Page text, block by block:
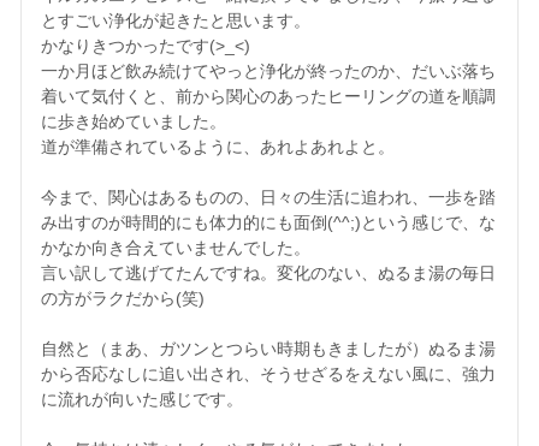
とすごい浄化が起きたと思います。
かなりきつかったです(>_<)
一か月ほど飲み続けてやっと浄化が終ったのか、だいぶ落ち
着いて気付くと、前から関心のあったヒーリングの道を順調
に歩き始めていました。
道が準備されているように、あれよあれよと。
今まで、関心はあるものの、日々の生活に追われ、一歩を踏
み出すのが時間的にも体力的にも面倒(^^;)という感じで、な
かなか向き合えていませんでした。
言い訳して逃げてたんですね。変化のない、ぬるま湯の毎日
の方がラクだから(笑)
自然と（まあ、ガツンとつらい時期もきましたが）ぬるま湯
から否応なしに追い出され、そうせざるをえない風に、強力
に流れが向いた感じです。